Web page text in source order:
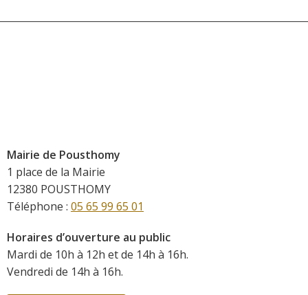
Mairie de Pousthomy
1 place de la Mairie
12380 POUSTHOMY
Téléphone : 05 65 99 65 01
Horaires d’ouverture au public
Mardi de 10h à 12h et de 14h à 16h.
Vendredi de 14h à 16h.